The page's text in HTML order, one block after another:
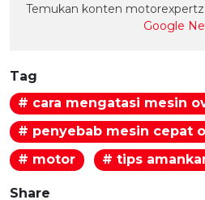
Temukan konten
Google
Tag
# cara mengatasi mesin
# penyebab mesin cepat
# motor
# tips
Share